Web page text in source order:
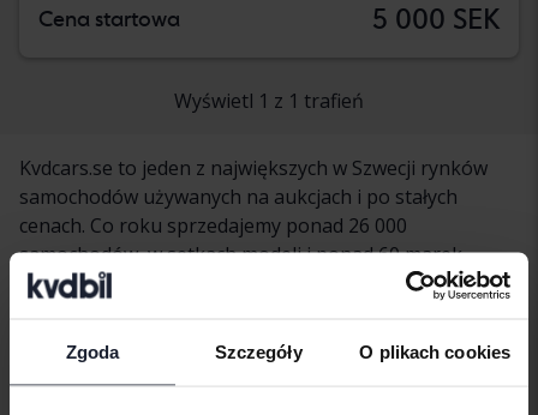
Zgoda Szczegóły O plikach cookies
Cena startowa 5 000 SEK
Wyświetl 1 z 1 trafień
Kvdcars.se to jeden z największych w Szwecji rynków
samochodów używanych na aukcjach i po stałych
cenach. Co roku sprzedajemy ponad 26 000
samochodów, w setkach modeli i ponad 60 marek
samochodów. U nas znajdziesz lekkie ciężarówki, które